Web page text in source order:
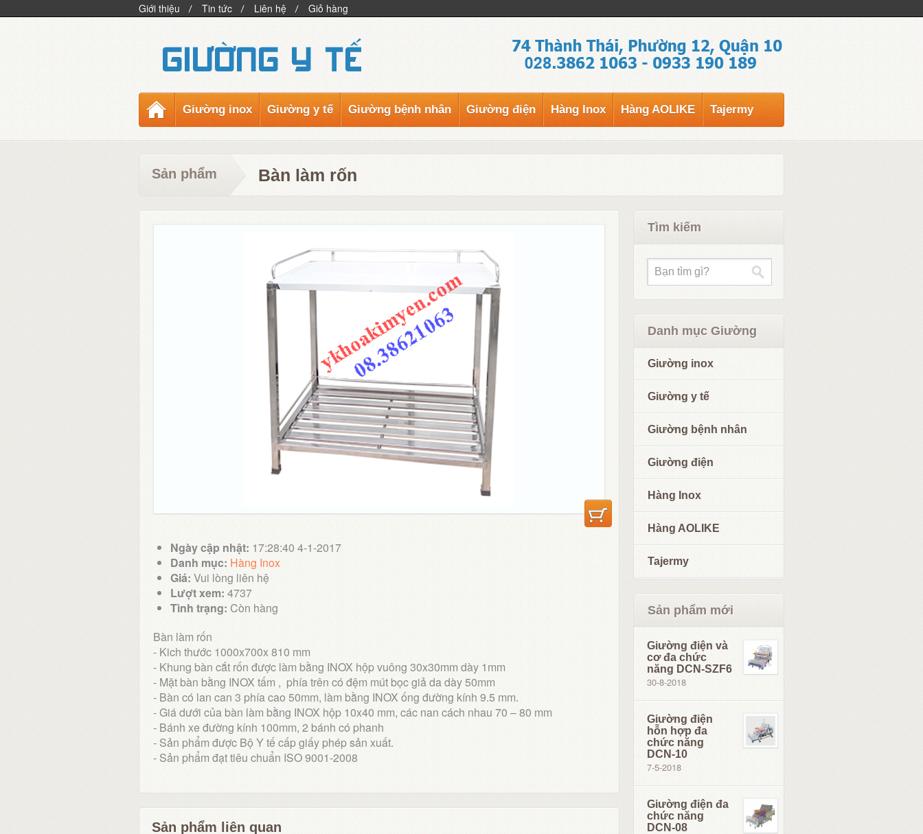
Giới thiệu Tin tức Liên hệ Giỏ hàng
Giường inox Giường y tế Giường bệnh nhân Giường điện Hàng Inox Hàng AOLIKE Tajermy
Sản phẩm Bàn làm rốn
Ngày cập nhật: 17:28:40 4-1-2017
Danh mục: Hàng Inox
Giá: Vui lòng liên hệ
Lượt xem: 4737
Tình trạng: Còn hàng
Bàn làm rốn
- Kich thước 1000x700x 810 mm
- Khung bàn cắt rốn được làm bằng INOX hộp vuông 30x30mm dày 1mm
- Mặt bàn bằng INOX tấm , phía trên có đệm mút bọc giả da dày 50mm
- Bàn có lan can 3 phía cao 50mm, làm bằng INOX ống đường kính 9.5 mm.
- Giá dưới của bàn làm bằng INOX hộp 10x40 mm, các nan cách nhau 70 – 80 mm
- Bánh xe đường kính 100mm, 2 bánh có phanh
- Sản phẩm được Bộ Y tế cấp giấy phép sản xuất.
- Sản phẩm đạt tiêu chuẩn ISO 9001-2008
Sản phẩm liên quan
Tìm kiếm
Danh mục Giường
Giường inox
Giường y tế
Giường bệnh nhân
Giường điện
Hàng Inox
Hàng AOLIKE
Tajermy
Sản phẩm mới
Giường điện và
cơ đa chức
năng DCN-SZF6
30-8-2018
Giường điện
hỗn hợp đa
chức năng
DCN-10
7-5-2018
Giường điện đa
chức năng
DCN-08